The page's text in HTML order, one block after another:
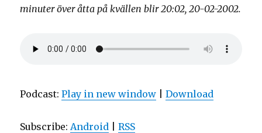
minuter över åtta på kvällen blir 20:02, 20-02-2002.
Podcast:Play in new window |Download
Subscribe: Android |RSS